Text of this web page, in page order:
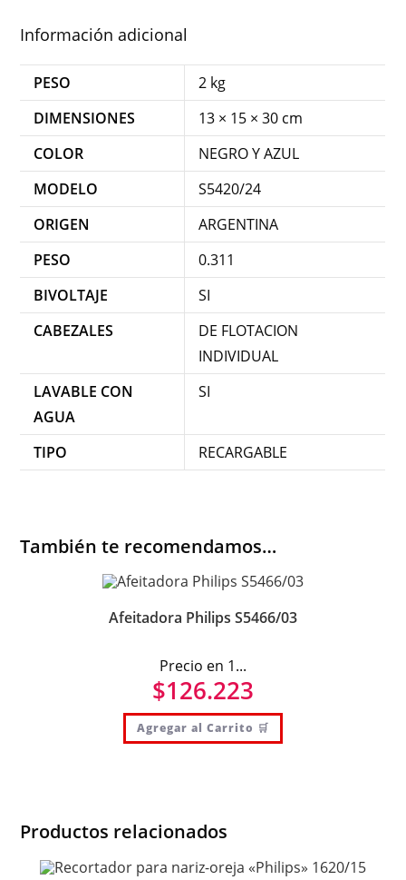
Información adicional
PESO
2 kg
DIMENSIONES
13 × 15 × 30 cm
COLOR
NEGRO Y AZUL
MODELO
S5420/24
ORIGEN
ARGENTINA
PESO
0.311
BIVOLTAJE
SI
CABEZALES
DE FLOTACION
INDIVIDUAL
LAVABLE CON
AGUA
SI
TIPO RECARGABLE
También te recomendamos…
Afeitadora Philips S5466/03
Precio en 1...
$126.223
Agregar al Carrito 🛒
Productos relacionados